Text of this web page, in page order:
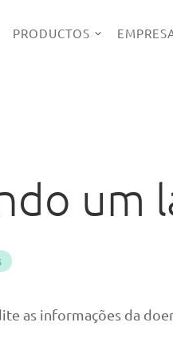
PRODUCTOS
um
as informações da